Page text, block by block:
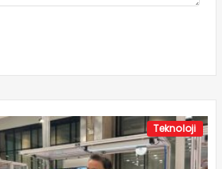
Teknoloji